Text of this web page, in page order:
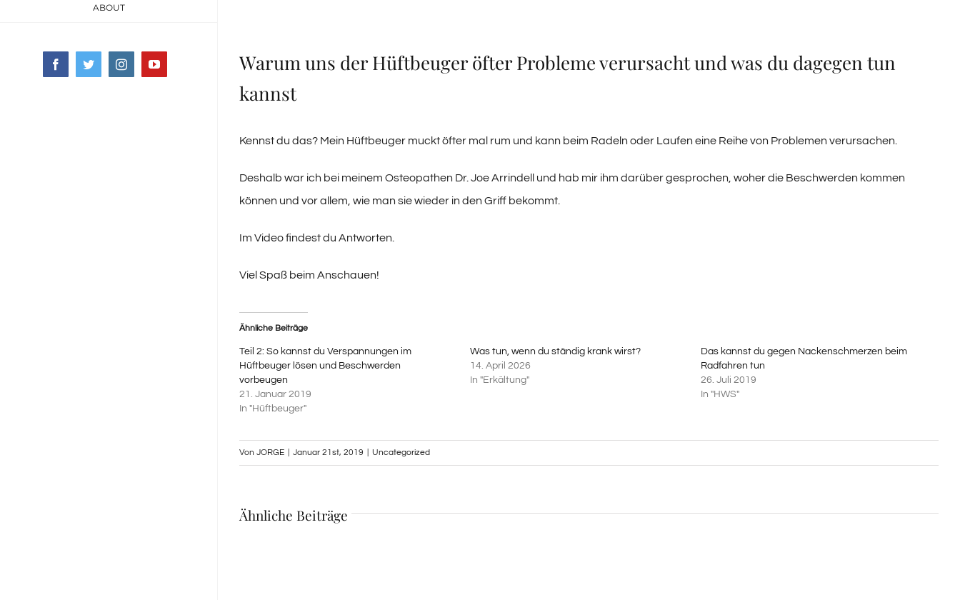
ABOUT
FacebookTwitterInstagramYouTube
Warum uns der Hüftbeuger öfter Probleme verursacht und was du dagegen tun
kannst
Kennst du das? Mein Hüftbeuger muckt öfter mal rum und kann beim Radeln oder Laufen eine Reihe von Problemen verursachen.
Deshalb war ich bei meinem Osteopathen Dr. Joe Arrindell und hab mir ihm darüber gesprochen, woher die Beschwerden kommen
können und vor allem, wie man sie wieder in den Griff bekommt.
Im Video findest du Antworten.
Viel Spaß beim Anschauen!
Ähnliche Beiträge
Teil 2: So kannst du Verspannungen im
Hüftbeuger lösen und Beschwerden
vorbeugen
21. Januar 2019
In "Hüftbeuger"
Was tun, wenn du ständig krank wirst?
14. April 2026
In "Erkältung"
Das kannst du gegen Nackenschmerzen beim
Radfahren tun
26. Juli 2019
In "HWS"
Von JORGE Januar 21st, 2019 Uncategorized
Ähnliche Beiträge